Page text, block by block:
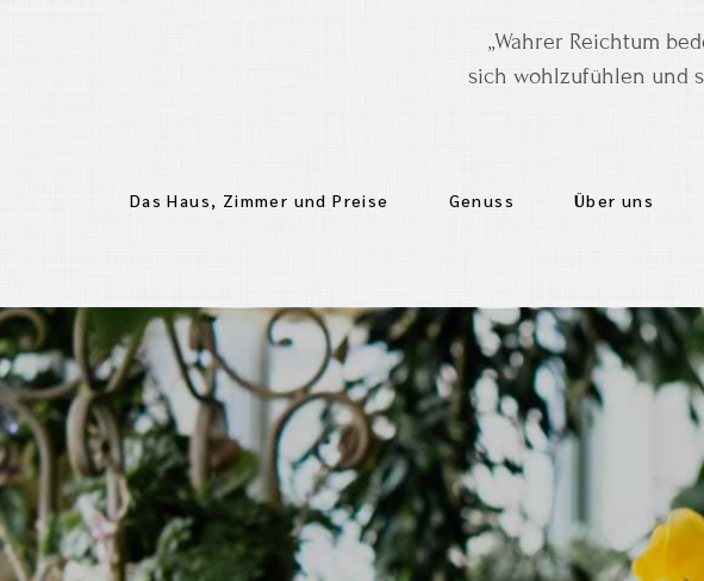
„Wahrer Reichtum
sich wohlzufühlen und
Das Haus, Zimmer und Preise Genuss Über uns